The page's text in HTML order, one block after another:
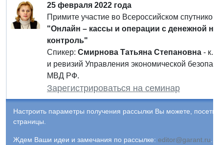
25 февраля 2022 года
Примите участие во Всероссийском
"Онлайн – кассы и операции с денежной
контроль"
Спикер: Смирнова Татьяна Степановна -
и ревизий Управления экономической
МВД РФ.
Зарегистрироваться на семинар
Настроить параметры получения рассылки Вы можете,
страницы.
Ждем Ваши идеи и замечания по рассылке: editor@garant.ru